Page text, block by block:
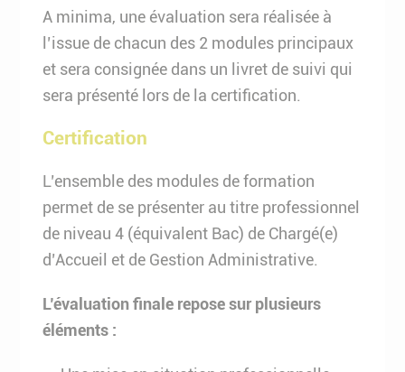
A minima, une évaluation sera réalisée à
l’issue de chacun des 2 modules principaux
et sera consignée dans un livret de suivi qui
sera présenté lors de la certification.
Certification
L’ensemble des modules de formation
permet de se présenter au titre professionnel
de niveau 4 (équivalent Bac) de Chargé(e)
d’Accueil et de Gestion Administrative.
L’évaluation finale repose sur plusieurs
éléments :